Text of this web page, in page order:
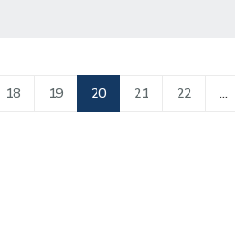
18 19 20 21 22 ...